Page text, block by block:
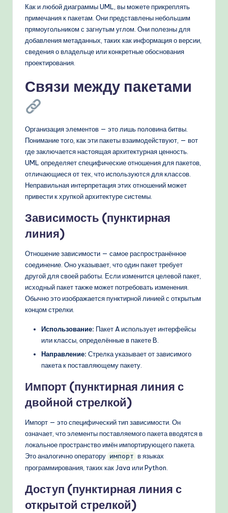
Как и любой диаграммы UML, вы можете прикреплять
примечания к пакетам. Они представлены небольшим
прямоугольником с загнутым углом. Они полезны для
добавления метаданных, таких как информация о версии,
сведения о владельце или конкретные обоснования
проектирования.
Связи между пакетами
Организация элементов — это лишь половина битвы.
Понимание того, как эти пакеты взаимодействуют, — вот
где заключается настоящая архитектурная ценность.
UML определяет специфические отношения для пакетов,
отличающиеся от тех, что используются для классов.
Неправильная интерпретация этих отношений может
привести к хрупкой архитектуре системы.
Зависимость (пунктирная
линия)
Отношение зависимости — самое распространённое
соединение. Оно указывает, что один пакет требует
другой для своей работы. Если изменится целевой пакет,
исходный пакет также может потребовать изменения.
Обычно это изображается пунктирной линией с открытым
концом стрелки.
Использование: Пакет A использует интерфейсы
или классы, определённые в пакете B.
Направление: Стрелка указывает от зависимого
пакета к поставляющему пакету.
Импорт (пунктирная линия с
двойной стрелкой)
Импорт — это специфический тип зависимости. Он
означает, что элементы поставляемого пакета вводятся в
локальное пространство имён импортирующего пакета.
Это аналогично оператору импорт в языках
программирования, таких как Java или Python.
Доступ (пунктирная линия с
открытой стрелкой)